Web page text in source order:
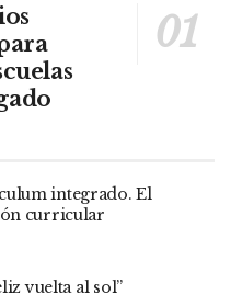
integrado. El
curricular
vuelta al sol”